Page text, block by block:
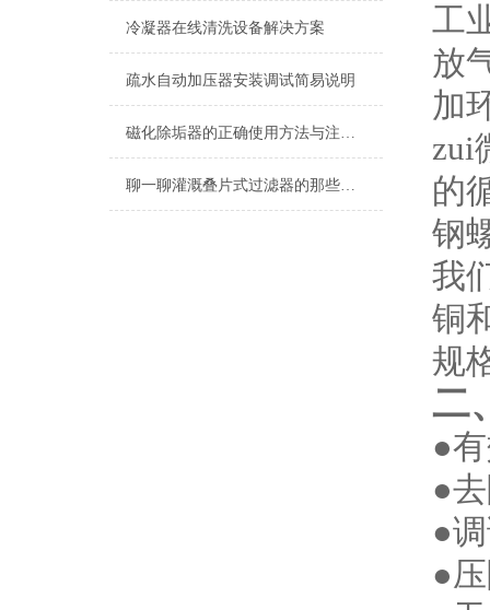
冷凝器在线清洗设备解决方案
疏水自动加压器安装调试简易说明
磁化除垢器的正确使用方法与注意事项
聊一聊灌溉叠片式过滤器的那些特点所在
工
放
加
zui
的
钢
我
铜
规
二
●
●
●
●